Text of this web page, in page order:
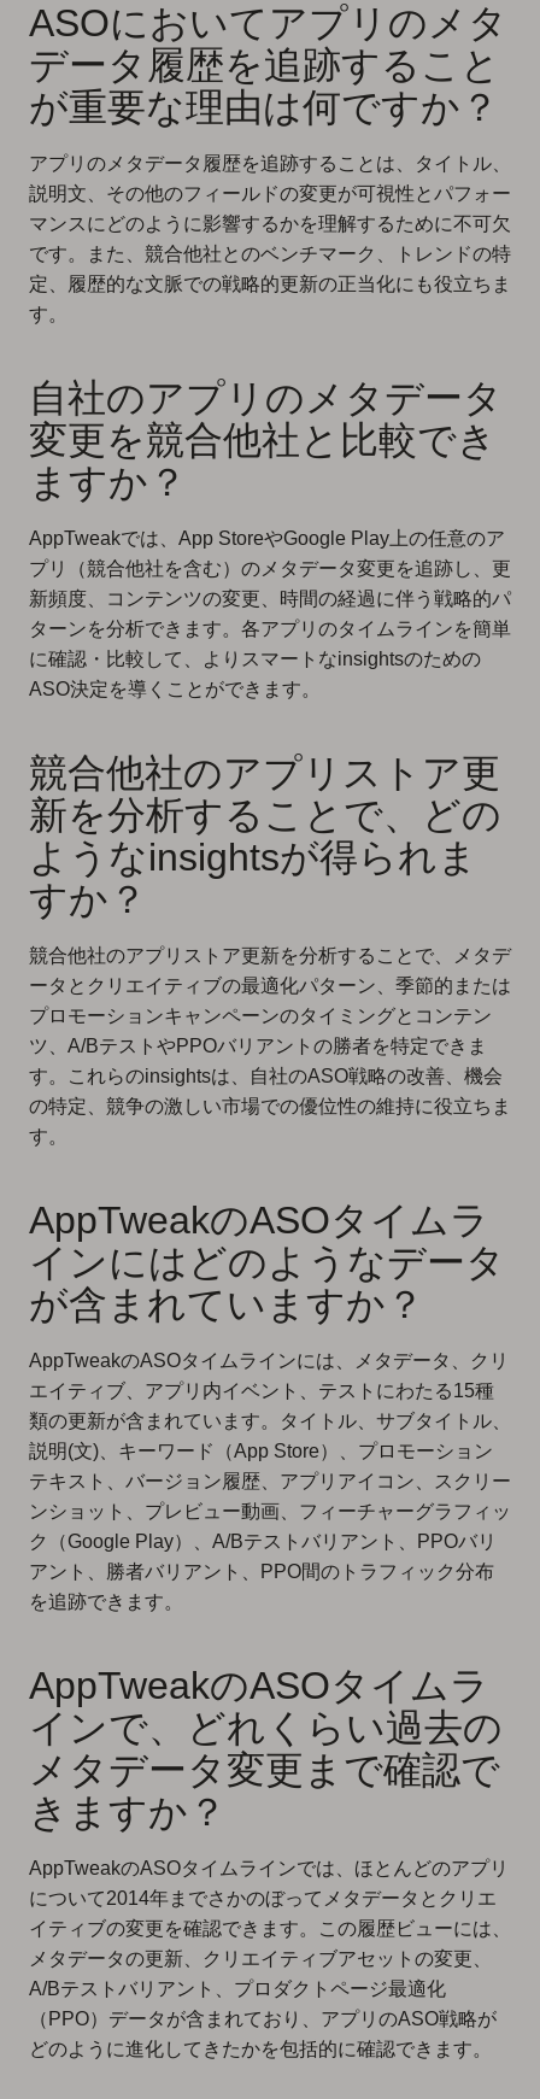
ASOにおいてアプリのメタ
データ履歴を追跡すること
が重要な理由は何ですか？
アプリのメタデータ履歴を追跡することは、タイトル、
説明文、その他のフィールドの変更が可視性とパフォー
マンスにどのように影響するかを理解するために不可欠
です。また、競合他社とのベンチマーク、トレンドの特
定、履歴的な文脈での戦略的更新の正当化にも役立ちま
す。
自社のアプリのメタデータ
変更を競合他社と比較でき
ますか？
AppTweakでは、App StoreやGoogle Play上の任意のア
プリ（競合他社を含む）のメタデータ変更を追跡し、更
新頻度、コンテンツの変更、時間の経過に伴う戦略的パ
ターンを分析できます。各アプリのタイムラインを簡単
に確認・比較して、よりスマートなinsightsのための
ASO決定を導くことができます。
競合他社のアプリストア更
新を分析することで、どの
ようなinsightsが得られま
すか？
競合他社のアプリストア更新を分析することで、メタデ
ータとクリエイティブの最適化パターン、季節的または
プロモーションキャンペーンのタイミングとコンテン
ツ、A/BテストやPPOバリアントの勝者を特定できま
す。これらのinsightsは、自社のASO戦略の改善、機会
の特定、競争の激しい市場での優位性の維持に役立ちま
す。
AppTweakのASOタイムラ
インにはどのようなデータ
が含まれていますか？
AppTweakのASOタイムラインには、メタデータ、クリ
エイティブ、アプリ内イベント、テストにわたる15種
類の更新が含まれています。タイトル、サブタイトル、
説明(文)、キーワード（App Store）、プロモーション
テキスト、バージョン履歴、アプリアイコン、スクリー
ンショット、プレビュー動画、フィーチャーグラフィッ
ク（Google Play）、A/Bテストバリアント、PPOバリ
アント、勝者バリアント、PPO間のトラフィック分布
を追跡できます。
AppTweakのASOタイムラ
インで、どれくらい過去の
メタデータ変更まで確認で
きますか？
AppTweakのASOタイムラインでは、ほとんどのアプリ
について2014年までさかのぼってメタデータとクリエ
イティブの変更を確認できます。この履歴ビューには、
メタデータの更新、クリエイティブアセットの変更、
A/Bテストバリアント、プロダクトページ最適化
（PPO）データが含まれており、アプリのASO戦略が
どのように進化してきたかを包括的に確認できます。